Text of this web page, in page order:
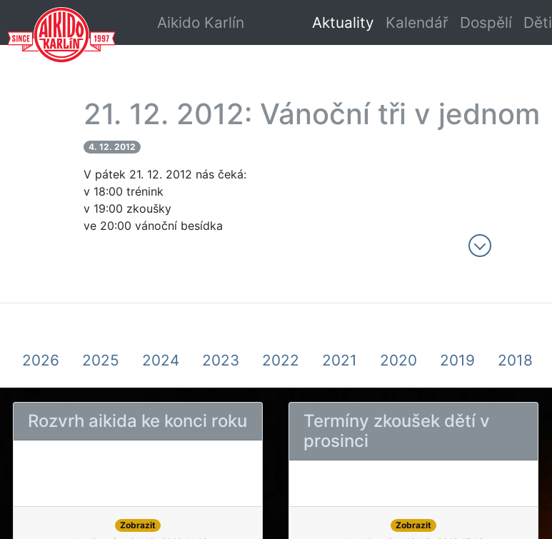
Aikido Karlín Aktuality Kalendář Dospělí Děti
21. 12. 2012: Vánoční tři v jednom
4. 12. 2012
V pátek 21. 12. 2012 nás čeká:
v 18:00 trénink
v 19:00 zkoušky
ve 20:00 vánoční besídka
2026 2025 2024 2023 2022 2021 2020 2019 2018
Rozvrh aikida ke konci roku
Zobrazit
Termíny zkoušek dětí v
prosinci
Zobrazit